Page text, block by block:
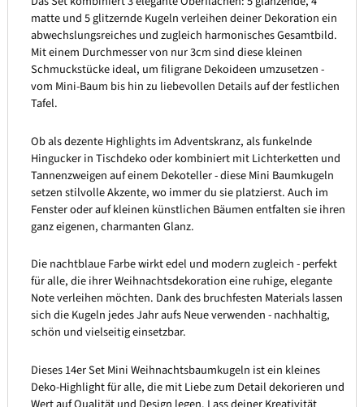
matte und 5 glitzernde Kugeln verleihen deiner Dekoration ein
abwechslungsreiches und zugleich harmonisches Gesamtbild.
Mit einem Durchmesser von nur 3cm sind diese kleinen
Schmuckstücke ideal, um filigrane Dekoideen umzusetzen -
vom Mini-Baum bis hin zu liebevollen Details auf der festlichen
Tafel.
Ob als dezente Highlights im Adventskranz, als funkelnde
Hingucker in Tischdeko oder kombiniert mit Lichterketten und
Tannenzweigen auf einem Dekoteller - diese Mini Baumkugeln
setzen stilvolle Akzente, wo immer du sie platzierst. Auch im
Fenster oder auf kleinen künstlichen Bäumen entfalten sie ihren
ganz eigenen, charmanten Glanz.
Die nachtblaue Farbe wirkt edel und modern zugleich - perfekt
für alle, die ihrer Weihnachtsdekoration eine ruhige, elegante
Note verleihen möchten. Dank des bruchfesten Materials lassen
sich die Kugeln jedes Jahr aufs Neue verwenden - nachhaltig,
schön und vielseitig einsetzbar.
Dieses 14er Set Mini Weihnachtsbaumkugeln ist ein kleines
Deko-Highlight für alle, die mit Liebe zum Detail dekorieren und